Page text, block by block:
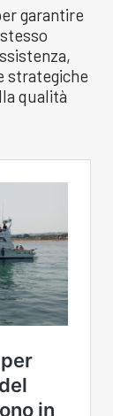
garantire
strategiche
qualità